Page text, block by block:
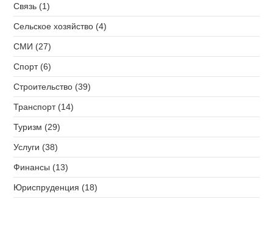
Связь (1)
Сельское хозяйство (4)
СМИ (27)
Спорт (6)
Строительство (39)
Транспорт (14)
Туризм (29)
Услуги (38)
Финансы (13)
Юриспруденция (18)